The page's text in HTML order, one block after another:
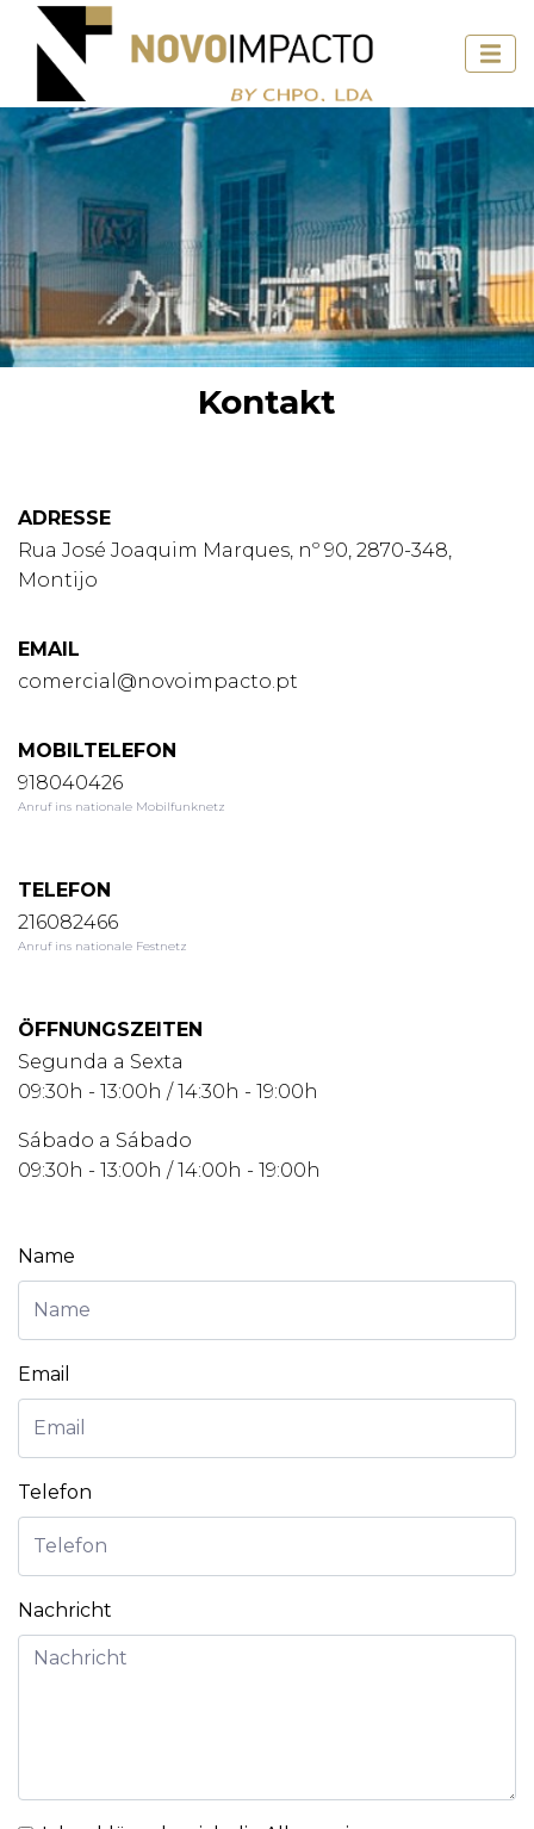
Kontakt
ADRESSE
Rua José Joaquim Marques, nº 90, 2870-348,
Montijo
EMAIL
comercial@novoimpacto.pt
MOBILTELEFON
918040426
Anruf ins nationale Mobilfunknetz
TELEFON
216082466
Anruf ins nationale Festnetz
ÖFFNUNGSZEITEN
Segunda a Sexta
09:30h - 13:00h / 14:30h - 19:00h
Sábado a Sábado
09:30h - 13:00h / 14:00h - 19:00h
Name
Email
Telefon
Nachricht